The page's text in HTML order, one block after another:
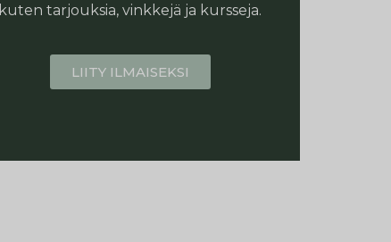
kuten tarjouksia, vinkkejä ja kursseja.
LIITY ILMAISEKSI